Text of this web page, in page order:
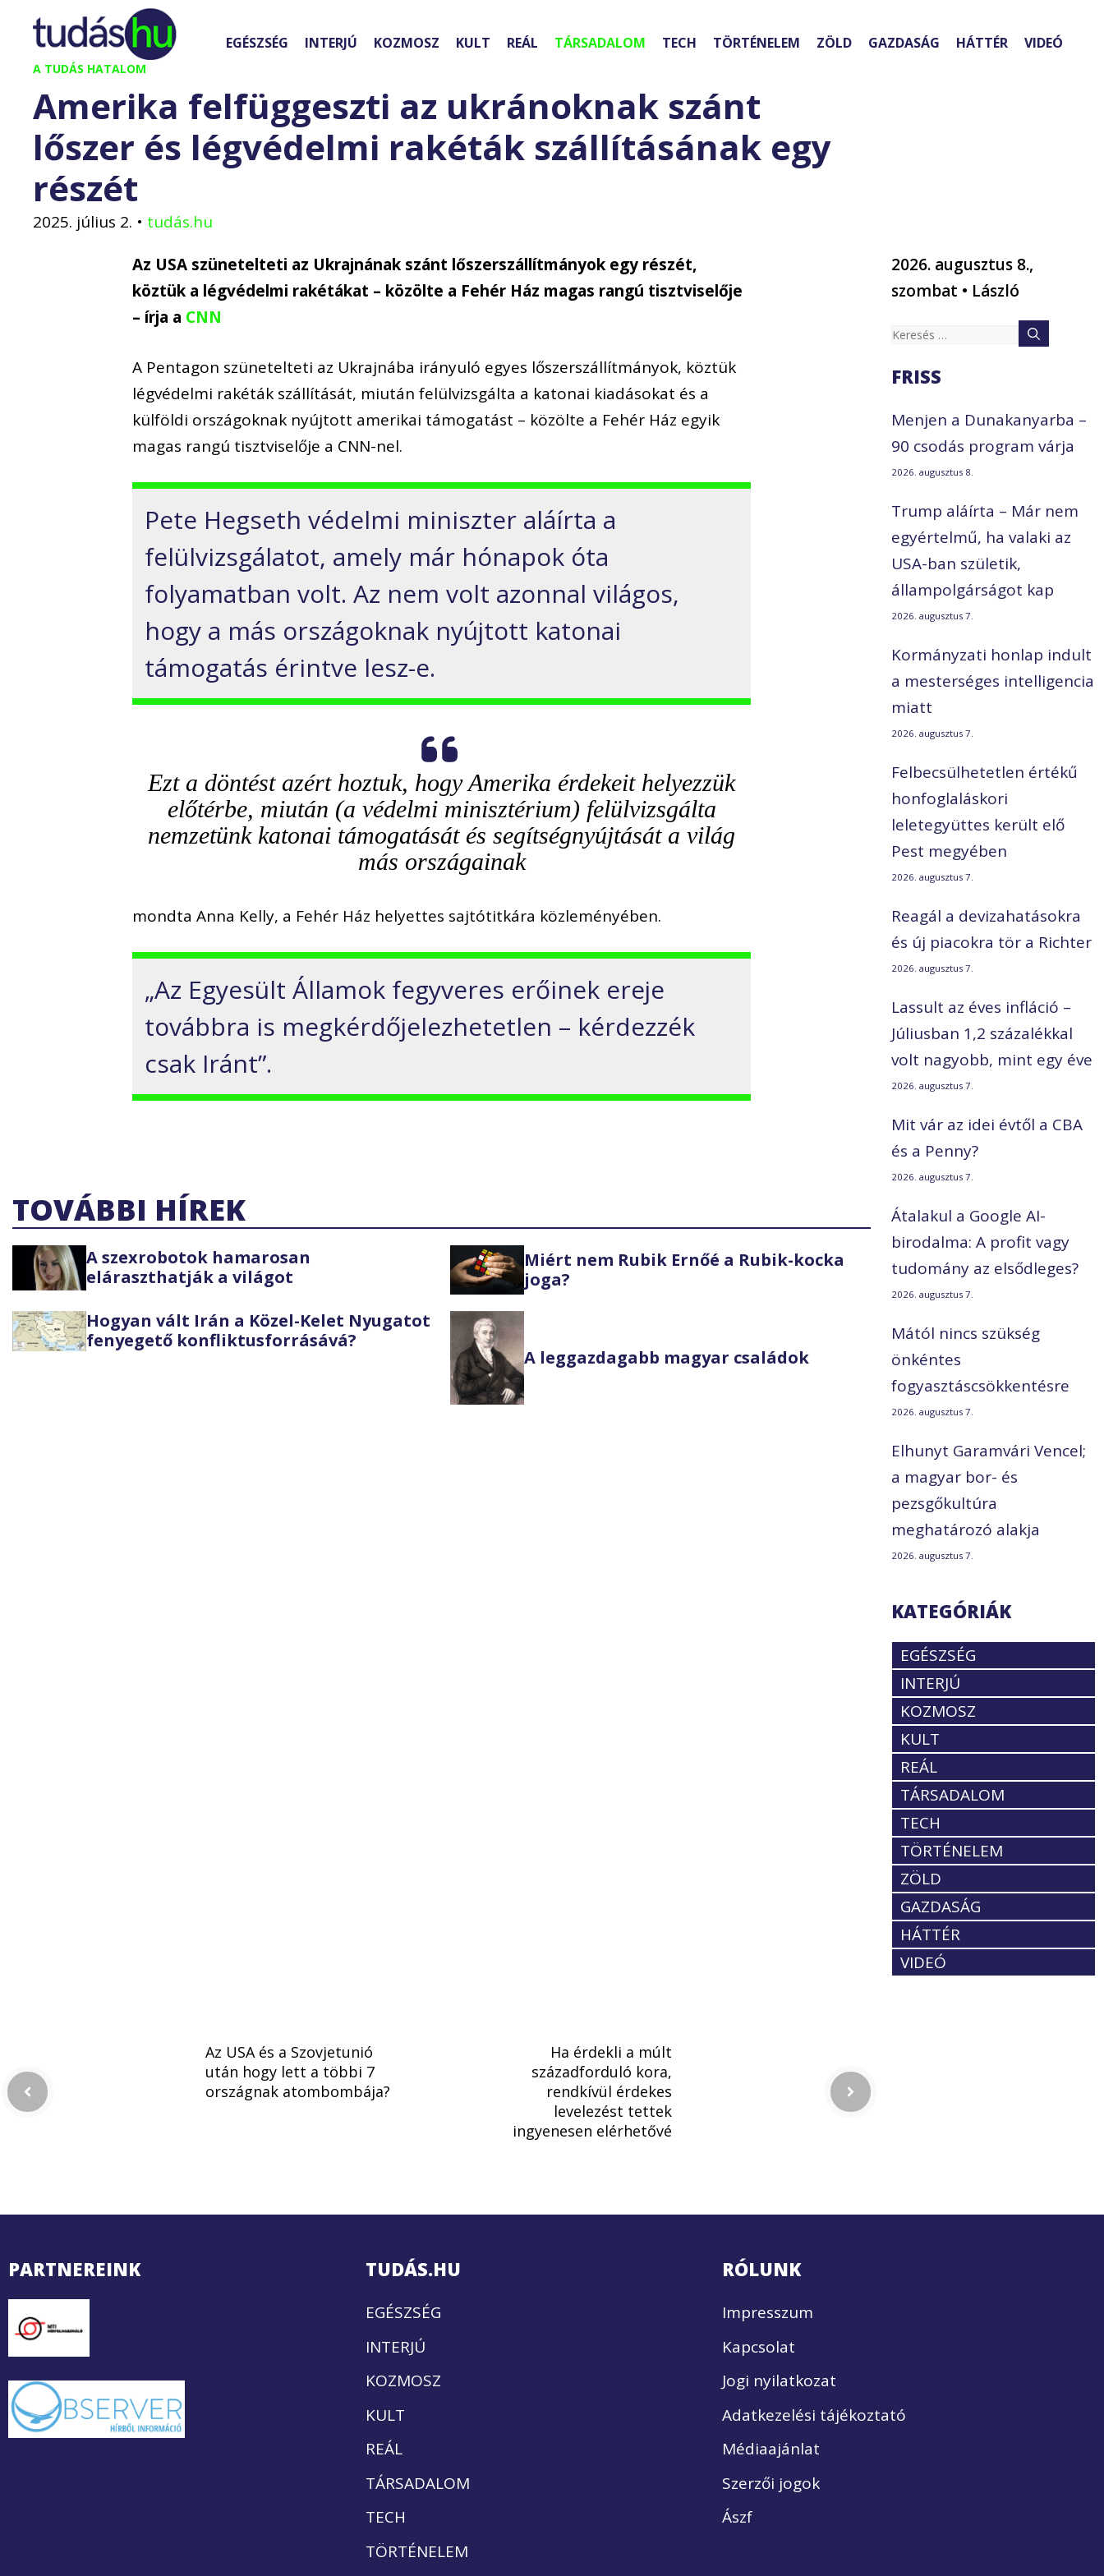
Kilépés
tartalomba
A TUDÁS HATALOM
EGÉSZSÉG INTERJÚ KOZMOSZ KULT REÁL TÁRSADALOM TECH TÖRTÉNELEM ZÖLD GAZDASÁG HÁTTÉR VIDEÓ
Amerika felfüggeszti az ukránoknak szánt
lőszer és légvédelmi rakéták szállításának egy
részét
2025. július 2. • tudás.hu
Az USA szünetelteti az Ukrajnának szánt lőszerszállítmányok egy részét,
köztük a légvédelmi rakétákat – közölte a Fehér Ház magas rangú tisztviselője
– írja a CNN
A Pentagon szünetelteti az Ukrajnába irányuló egyes lőszerszállítmányok, köztük
légvédelmi rakéták szállítását, miután felülvizsgálta a katonai kiadásokat és a
külföldi országoknak nyújtott amerikai támogatást – közölte a Fehér Ház egyik
magas rangú tisztviselője a CNN-nel.
Pete Hegseth védelmi miniszter aláírta a
felülvizsgálatot, amely már hónapok óta
folyamatban volt. Az nem volt azonnal világos,
hogy a más országoknak nyújtott katonai
támogatás érintve lesz-e.
Ezt a döntést azért hoztuk, hogy Amerika érdekeit helyezzük
előtérbe, miután (a védelmi minisztérium) felülvizsgálta
nemzetünk katonai támogatását és segítségnyújtását a világ
más országainak
mondta Anna Kelly, a Fehér Ház helyettes sajtótitkára közleményében.
„Az Egyesült Államok fegyveres erőinek ereje
továbbra is megkérdőjelezhetetlen – kérdezzék
csak Iránt”.
TOVÁBBI HÍREK
A szexrobotok hamarosan
eláraszthatják a világot
Miért nem Rubik Ernőé a Rubik-kocka
joga?
Hogyan vált Irán a Közel-Kelet Nyugatot
fenyegető konfliktusforrásává?
A leggazdagabb magyar családok
2026. augusztus 8.,
szombat • László
Keresés:
FRISS
Menjen a Dunakanyarba –
90 csodás program várja
2026. augusztus 8.
Trump aláírta – Már nem
egyértelmű, ha valaki az
USA-ban születik,
állampolgárságot kap
2026. augusztus 7.
Kormányzati honlap indult
a mesterséges intelligencia
miatt
2026. augusztus 7.
Felbecsülhetetlen értékű
honfoglaláskori
leletegyüttes került elő
Pest megyében
2026. augusztus 7.
Reagál a devizahatásokra
és új piacokra tör a Richter
2026. augusztus 7.
Lassult az éves infláció –
Júliusban 1,2 százalékkal
volt nagyobb, mint egy éve
2026. augusztus 7.
Mit vár az idei évtől a CBA
és a Penny?
2026. augusztus 7.
Átalakul a Google AI-
birodalma: A profit vagy
tudomány az elsődleges?
2026. augusztus 7.
Mától nincs szükség
önkéntes
fogyasztáscsökkentésre
2026. augusztus 7.
Elhunyt Garamvári Vencel;
a magyar bor- és
pezsgőkultúra
meghatározó alakja
2026. augusztus 7.
KATEGÓRIÁK
EGÉSZSÉG
INTERJÚ
KOZMOSZ
KULT
REÁL
TÁRSADALOM
TECH
TÖRTÉNELEM
ZÖLD
GAZDASÁG
HÁTTÉR
VIDEÓ
Az USA és a Szovjetunió
után hogy lett a többi 7
országnak atombombája?
Ha érdekli a múlt
századforduló kora,
rendkívül érdekes
levelezést tettek
ingyenesen elérhetővé
PARTNEREINK TUDÁS.HU
EGÉSZSÉG
INTERJÚ
KOZMOSZ
KULT
REÁL
TÁRSADALOM
TECH
TÖRTÉNELEM
RÓLUNK
Impresszum
Kapcsolat
Jogi nyilatkozat
Adatkezelési tájékoztató
Médiaajánlat
Szerzői jogok
Ászf